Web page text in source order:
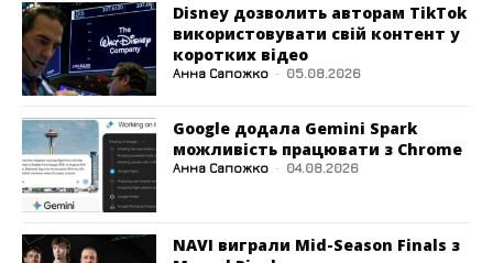
Disney дозволить авторам TikTok
використовувати свій контент у
коротких відео
Анна Сапожко - 05.08.2026
Google додала Gemini Spark
можливість працювати з Chrome
Анна Сапожко - 04.08.2026
NAVI виграли Mid-Season Finals з